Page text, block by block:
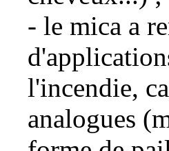
- le mica a
l'incendie,
analogues